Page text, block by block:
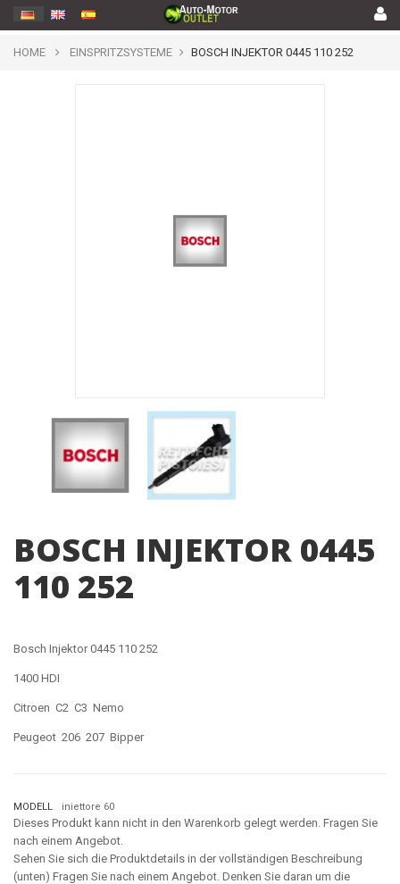
HOME EINSPRITZSYSTEME BOSCH INJEKTOR 0445 110 252
BOSCH INJEKTOR 0445
110 252
Bosch Injektor 0445 110 252
1400 HDI
Citroen C2 C3 Nemo
Peugeot 206 207 Bipper
MODELL iniettore 60
Dieses Produkt kann nicht in den Warenkorb gelegt werden. Fragen Sie
nach einem Angebot.
Sehen Sie sich die Produktdetails in der vollständigen Beschreibung
(unten) Fragen Sie nach einem Angebot. Denken Sie daran um die